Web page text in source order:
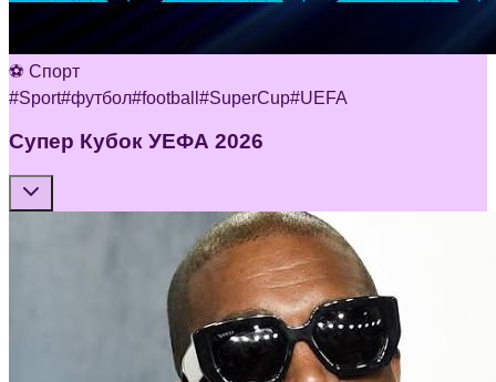
⚽ Спорт
#Sport#футбол#football #SuperCup#UEFA
Супер Кубок УЕФА 2026